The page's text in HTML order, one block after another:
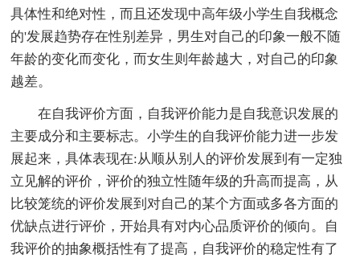
具体性和绝对性，而且还发现中高年级小学生自我概念
的'发展趋势存在性别差异，男生对自己的印象一般不随
年龄的变化而变化，而女生则年龄越大，对自己的印象
越差。
在自我评价方面，自我评价能力是自我意识发展的
主要成分和主要标志。小学生的自我评价能力进一步发
展起来，具体表现在:从顺从别人的评价发展到有一定独
立见解的评价，评价的独立性随年级的升高而提高，从
比较笼统的评价发展到对自己的某个方面或多各方面的
优缺点进行评价，开始具有对内心品质评价的倾向。自
我评价的抽象概括性有了提高，自我评价的稳定性有了